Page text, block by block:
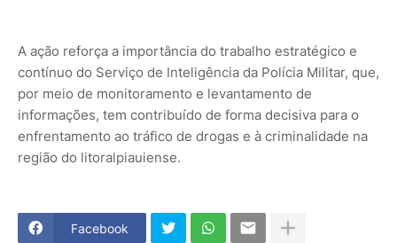
A ação reforça a importância do trabalho estratégico e
contínuo do Serviço de Inteligência da Polícia Militar, que,
por meio de monitoramento e levantamento de
informações, tem contribuído de forma decisiva para o
enfrentamento ao tráfico de drogas e à criminalidade na
região do litoralpiauiense.
Facebook